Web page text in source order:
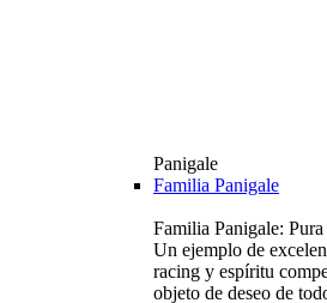
Panigale
Familia Panigale
Familia Panigale:
Un ejemplo de
racing y espíritu
objeto de deseo de